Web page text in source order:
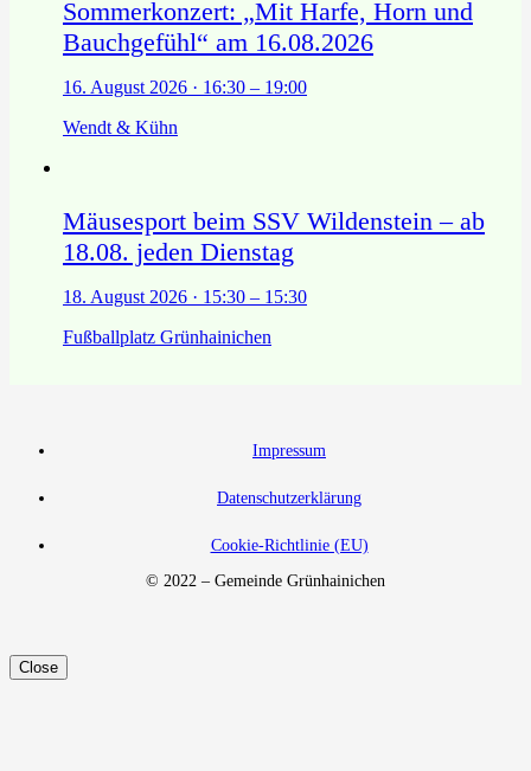
Sommerkonzert: „Mit Harfe, Horn und
Bauchgefühl“ am 16.08.2026
16. August 2026 · 16:30 – 19:00
Wendt & Kühn
Mäusesport beim SSV Wildenstein – ab
18.08. jeden Dienstag
18. August 2026 · 15:30 – 15:30
Fußballplatz Grünhainichen
Impressum
Datenschutzerklärung
Cookie-Richtlinie (EU)
© 2022 – Gemeinde Grünhainichen
Close